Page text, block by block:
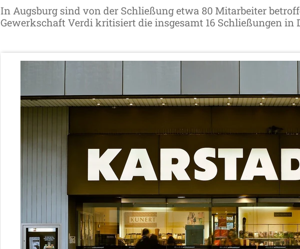
In Augsburg sind von der Schließung etwa 80 Mitarbeiter
Gewerkschaft Verdi kritisiert die insgesamt 16 Schließungen in